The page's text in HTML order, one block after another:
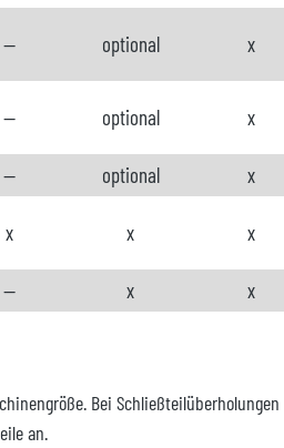
-- optional x
-- optional x
-- optional
x
x x x
-- x x
Bei Schließteilüberholungen
an.